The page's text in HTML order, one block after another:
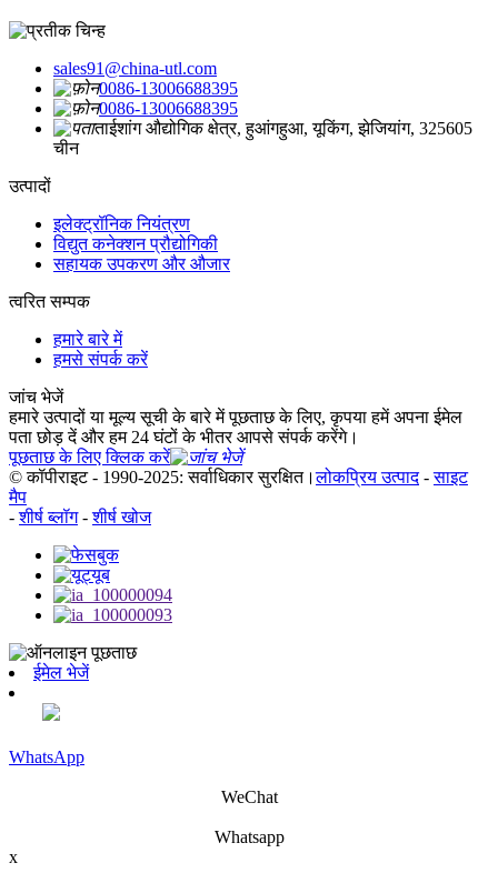
sales91@china-utl.com
0086-13006688395
0086-13006688395
ताईशांग औद्योगिक क्षेत्र, हुआंगहुआ, यूकिंग, झेजियांग, 325605
चीन
उत्पादों
इलेक्ट्रॉनिक नियंत्रण
विद्युत कनेक्शन प्रौद्योगिकी
सहायक उपकरण और औजार
त्वरित सम्पक
हमारे बारे में
हमसे संपर्क करें
जांच भेजें
हमारे उत्पादों या मूल्य सूची के बारे में पूछताछ के लिए, कृपया हमें अपना ईमेल
पता छोड़ दें और हम 24 घंटों के भीतर आपसे संपर्क करेंगे।
पूछताछ के लिए क्लिक करें
© कॉपीराइट - 1990-2025: सर्वाधिकार सुरक्षित।लोकप्रिय उत्पाद-साइट
मैप
-शीर्ष ब्लॉग-शीर्ष खोज
ईमेल भेजें
WhatsApp
WeChat
Whatsapp
x